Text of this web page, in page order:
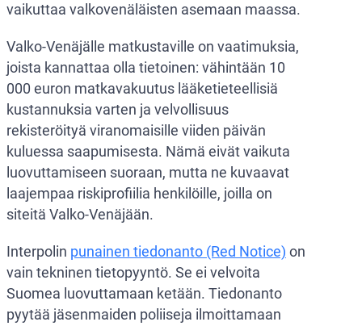
vaikuttaa valkovenäläisten asemaan maassa.
Valko-Venäjälle matkustaville on vaatimuksia,
joista kannattaa olla tietoinen: vähintään 10
000 euron matkavakuutus lääketieteellisiä
kustannuksia varten ja velvollisuus
rekisteröityä viranomaisille viiden päivän
kuluessa saapumisesta. Nämä eivät vaikuta
luovuttamiseen suoraan, mutta ne kuvaavat
laajempaa riskiprofiilia henkilöille, joilla on
siteitä Valko-Venäjään.
Interpolin punainen tiedonanto (Red Notice) on
vain tekninen tietopyyntö. Se ei velvoita
Suomea luovuttamaan ketään. Tiedonanto
pyytää jäsenmaiden poliiseja ilmoittamaan